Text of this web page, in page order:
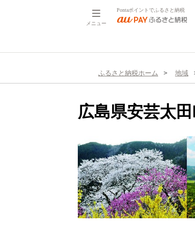
メニュー
Pontaポイントでふるさと納税
ふるさと納税ホーム 地域
広島県安芸太